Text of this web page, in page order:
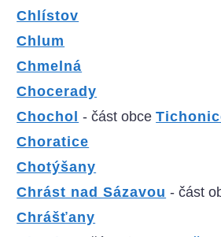
Chlístov
Chlum
Chmelná
Chocerady
Chochol - část obce
Choratice
Chotýšany
Chrást nad Sázavou - část
Chrášťany